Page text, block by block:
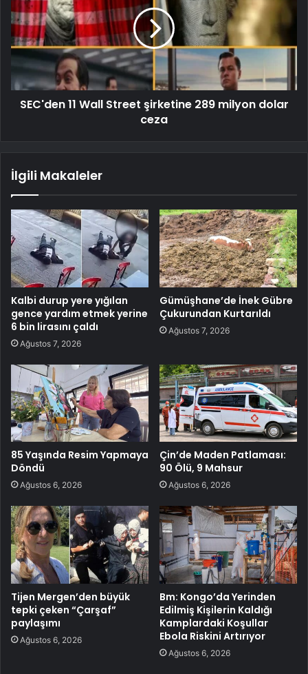
SEC'den 11 Wall Street şirketine 289 milyon dolar
ceza
İlgili Makaleler
Kalbi durup yere yığılan
gence yardım etmek yerine
6 bin lirasını çaldı
Ağustos 7, 2026
Gümüşhane’de İnek Gübre
Çukurundan Kurtarıldı
Ağustos 7, 2026
85 Yaşında Resim Yapmaya
Döndü
Ağustos 6, 2026
Çin’de Maden Patlaması:
90 Ölü, 9 Mahsur
Ağustos 6, 2026
Tijen Mergen’den büyük
tepki çeken “Çarşaf”
paylaşımı
Ağustos 6, 2026
Bm: Kongo’da Yerinden
Edilmiş Kişilerin Kaldığı
Kamplardaki Koşullar
Ebola Riskini Artırıyor
Ağustos 6, 2026